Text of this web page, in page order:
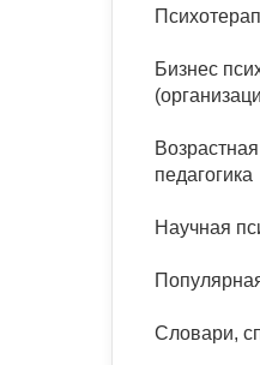
панические атаки
Психодрама
Сказкотерапия
психотерапии
Классический,
эргономика
Социальная
Психология развития
организационная
психоанализ
Бизнес
педагогика
Научная
Словари,